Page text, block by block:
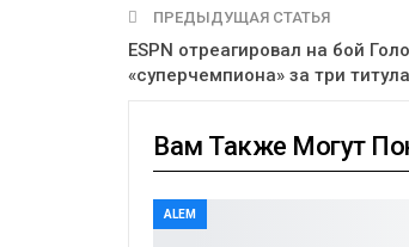
ПРЕДЫДУЩАЯ СТАТЬЯ
ESPN отреагировал на бой
«суперчемпиона» за три титула
Вам Также Могут
ALEM